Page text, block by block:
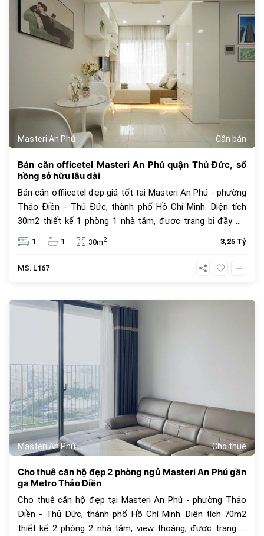
Masteri An Phú Cần bán
557
Bán căn officetel Masteri An Phú quận Thủ Đức, sổ
hồng sở hữu lâu dài
Bán căn offiicetel đẹp giá tốt tại Masteri An Phú - phường
Thảo Điền - Thủ Đức, thành phố Hồ Chí Minh. Diện tích
30m2 thiết kế 1 phòng 1 nhà tắm, được trang bị đầy đủ
nội thất, sổ hồng sở hữu lâu dài, đang có hợp đồng thuê
dài hạn giá cao, tiện ích miễn phí như hồ bơi, phòng gym,
BBQ,... Giá bán 3,250 tỷ VNĐ, giá bán đã bao gồm các thuế
1 1 30m2 3,25 Tỷ
MS: L167
Masteri An Phú Cho thuê
Cho thuê căn hộ đẹp 2 phòng ngủ Masteri An Phú gần
ga Metro Thảo Điền
Cho thuê căn hộ đẹp tại Masteri An Phú - phường Thảo
Điền - Thủ Đức, thành phố Hồ Chí Minh. Diện tích 70m2
thiết kế 2 phòng 2 nhà tắm, view thoáng, được trang bị